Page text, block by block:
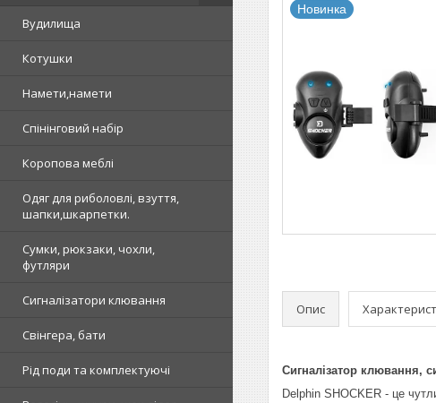
Вудилища
Котушки
Намети,намети
Спінінговий набір
Коропова меблі
Одяг для риболовлі, взуття,
шапки,шкарпетки.
Сумки, рюкзаки, чохли,
футляри
Сигналізатори клювання
Свінгера, бати
Рід поди та комплектуючі
Новинка
Опис
Сигналізатор клювання,
Delphin SHOCKER - це